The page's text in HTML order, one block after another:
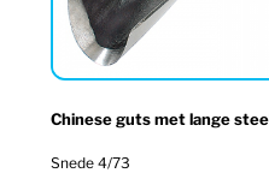
Chinese guts met lange
Snede 4/73